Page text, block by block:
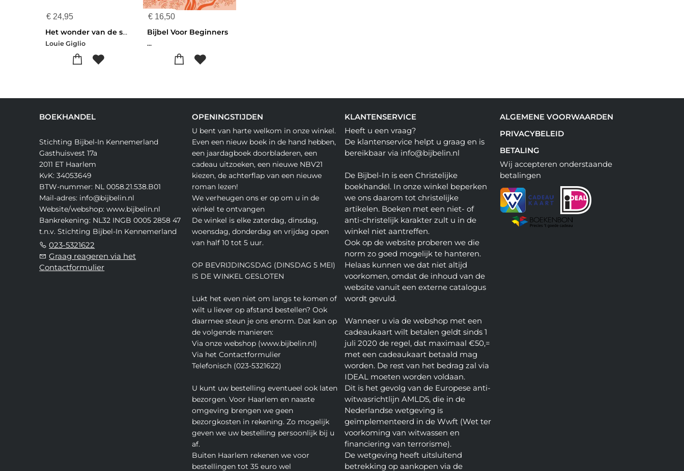
€24,95
Het wonder van de schepping
Louie Giglio
€16,50
Bijbel Voor Beginners
...
BOEKHANDEL
Stichting Bijbel-In Kennemerland
Gasthuisvest 17a
2011 ET Haarlem
KvK: 34053649
BTW-nummer: NL 0058.21.538.B01
Mail-adres: info@bijbelin.nl
Website/webshop: www.bijbelin.nl
Bankrekening: NL32 INGB 0005 2858 47
t.n.v. Stichting Bijbel-In Kennemerland
023-5321622
Graag reageren via het
Contactformulier
OPENINGSTIJDEN
U bent van harte welkom in onze winkel.
Even een nieuw boek in de hand hebben,
een jaardagboek doorbladeren, een
cadeau uitzoeken, een nieuwe NBV21
kiezen, de achterflap van een nieuwe
roman lezen!
We verheugen ons er op om u in de
winkel te ontvangen
De winkel is elke zaterdag, dinsdag,
woensdag, donderdag en vrijdag open
van half 10 tot 5 uur.
OP BEVRIJDINGSDAG (DINSDAG 5 MEI)
IS DE WINKEL GESLOTEN
Lukt het even niet om langs te komen of
wilt u liever op afstand bestellen? Ook
daarmee steun je ons enorm. Dat kan op
de volgende manieren:
Via onze webshop (www.bijbelin.nl)
Via het Contactformulier
Telefonisch (023-5321622)
U kunt uw bestelling eventueel ook laten
bezorgen. Voor Haarlem en naaste
omgeving brengen we geen
bezorgkosten in rekening. Zo mogelijk
geven we uw bestelling persoonlijk bij u
af.
Buiten Haarlem rekenen we voor
bestellingen tot 35 euro wel
KLANTENSERVICE
Heeft u een vraag?
De klantenservice helpt u graag en is
bereikbaar via info@bijbelin.nl
De Bijbel-In is een Christelijke
boekhandel. In onze winkel beperken
we ons daarom tot christelijke
artikelen. Boeken met een niet- of
anti-christelijk karakter zult u in de
winkel niet aantreffen.
Ook op de website proberen we die
norm zo goed mogelijk te hanteren.
Helaas kunnen we dat niet altijd
voorkomen, omdat de inhoud van de
website vanuit een externe catalogus
wordt gevuld.
Wanneer u via de webshop met een
cadeaukaart wilt betalen geldt sinds 1
juli 2020 de regel, dat maximaal €50,=
met een cadeaukaart betaald mag
worden. De rest van het bedrag zal via
IDEAL moeten worden voldaan.
Dit is het gevolg van de Europese anti-
witwasrichtlijn AMLD5, die in de
Nederlandse wetgeving is
geïmplementeerd in de Wwft (Wet ter
voorkoming van witwassen en
financiering van terrorisme).
De wetgeving heeft uitsluitend
betrekking op aankopen via de
ALGEMENE VOORWAARDEN
PRIVACYBELEID
BETALING
Wij accepteren onderstaande
betalingen